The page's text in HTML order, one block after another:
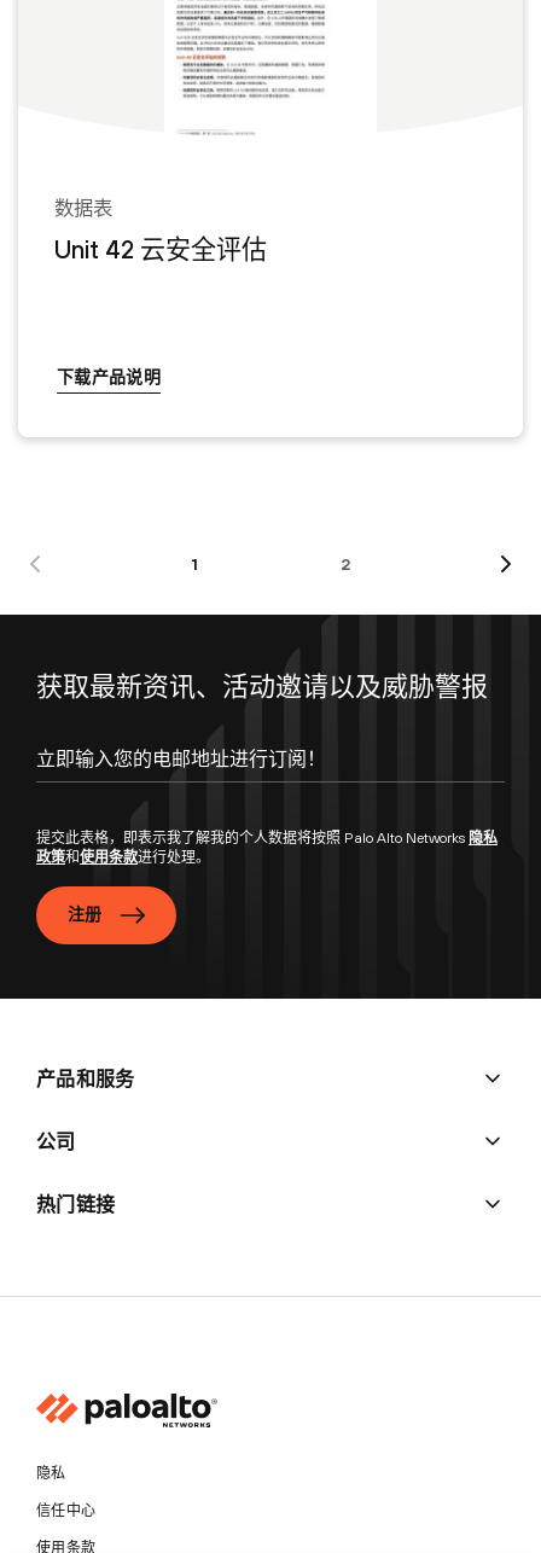
数据表
Unit 42 云安全评估
下载产品说明
1 2
获取最新资讯、活动邀请以及威胁警报
提交此表格，即表示我了解我的个人数据将按照 Palo Alto Networks 隐私
政策和使用条款进行处理。
注册
产品和服务
公司
热门链接
隐私
信任中心
使用条款